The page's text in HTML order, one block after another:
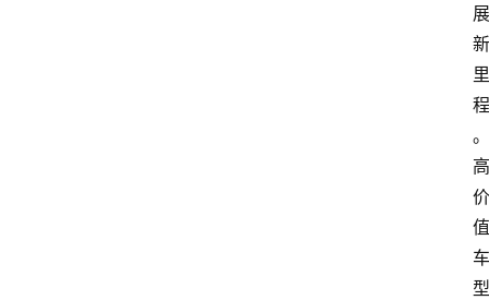
展
新
里
程
。
高
价
值
车
型